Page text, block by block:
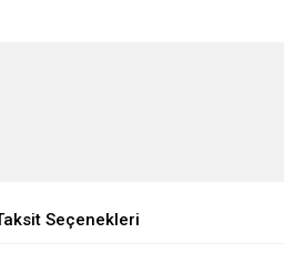
Seçenekleri